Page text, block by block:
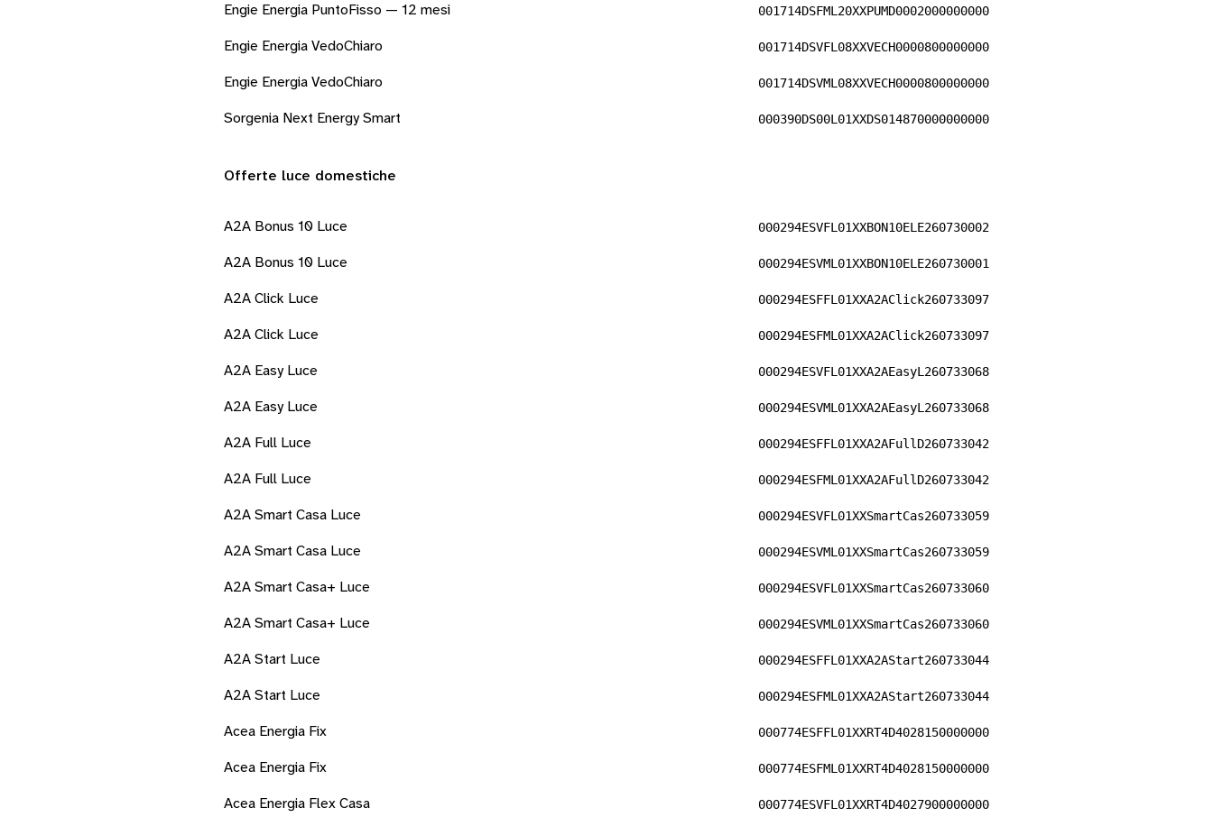
Engie Energia PuntoFisso — 12 mesi 001714DSFML20XXPUMD0002000000000
Engie Energia VedoChiaro 001714DSVFL08XXVECH0000800000000
Engie Energia VedoChiaro 001714DSVML08XXVECH0000800000000
Sorgenia Next Energy Smart 000390DS00L01XXDS014870000000000
Offerte luce domestiche
A2A Bonus 10 Luce 000294ESVFL01XXBON10ELE260730002
A2A Bonus 10 Luce 000294ESVML01XXBON10ELE260730001
A2A Click Luce 000294ESFFL01XXA2AClick260733097
A2A Click Luce 000294ESFML01XXA2AClick260733097
A2A Easy Luce 000294ESVFL01XXA2AEasyL260733068
A2A Easy Luce 000294ESVML01XXA2AEasyL260733068
A2A Full Luce 000294ESFFL01XXA2AFullD260733042
A2A Full Luce 000294ESFML01XXA2AFullD260733042
A2A Smart Casa Luce 000294ESVFL01XXSmartCas260733059
A2A Smart Casa Luce 000294ESVML01XXSmartCas260733059
A2A Smart Casa+ Luce 000294ESVFL01XXSmartCas260733060
A2A Smart Casa+ Luce 000294ESVML01XXSmartCas260733060
A2A Start Luce 000294ESFFL01XXA2AStart260733044
A2A Start Luce 000294ESFML01XXA2AStart260733044
Acea Energia Fix 000774ESFFL01XXRT4D4028150000000
Acea Energia Fix 000774ESFML01XXRT4D4028150000000
Acea Energia Flex Casa 000774ESVFL01XXRT4D4027900000000